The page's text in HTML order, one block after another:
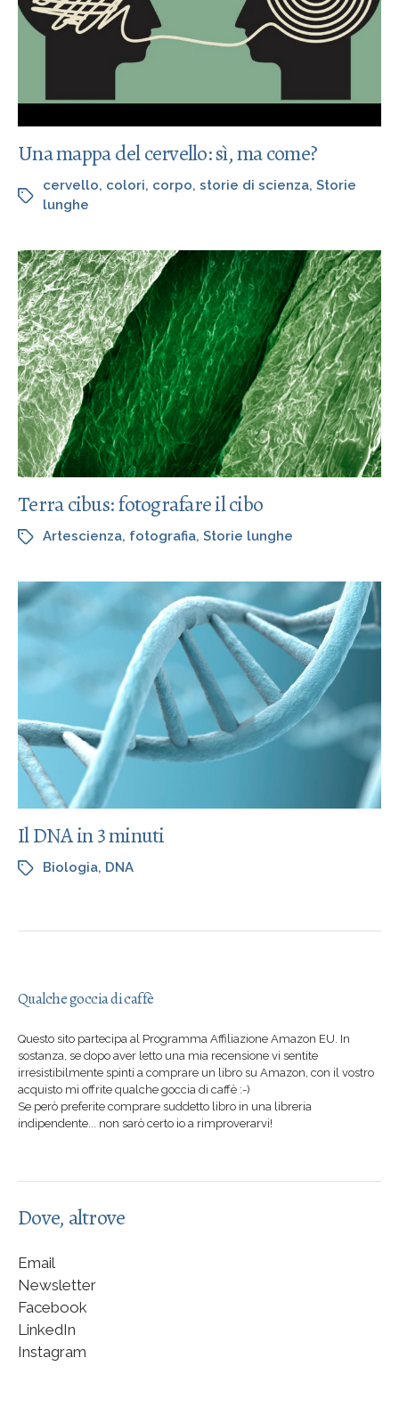
Una mappa del cervello: sì, ma come?
cervello, colori, corpo, storie di scienza, Storie
lunghe
Terra cibus: fotografare il cibo
Artescienza, fotografia, Storie lunghe
Il DNA in 3 minuti
Biologia, DNA
Qualche goccia di caffè
Questo sito partecipa al Programma Affiliazione Amazon EU. In
sostanza, se dopo aver letto una mia recensione vi sentite
irresistibilmente spinti a comprare un libro su Amazon, con il vostro
acquisto mi offrite qualche goccia di caffè :-)
Se però preferite comprare suddetto libro in una libreria
indipendente... non sarò certo io a rimproverarvi!
Dove, altrove
Email
Newsletter
Facebook
LinkedIn
Instagram